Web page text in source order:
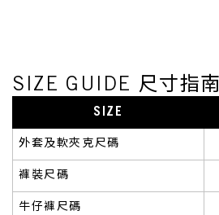
SIZE GUIDE 尺寸指南
SIZE
外套及軟夾克尺碼
褲裝尺碼
牛仔褲尺碼